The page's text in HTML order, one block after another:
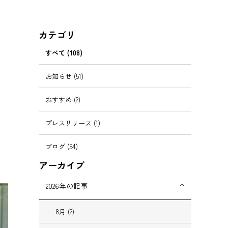
カテゴリ
すべて (108)
お知らせ (51)
おすすめ (2)
プレスリリース (1)
ブログ (54)
アーカイブ
2026年の記事
8月 (2)